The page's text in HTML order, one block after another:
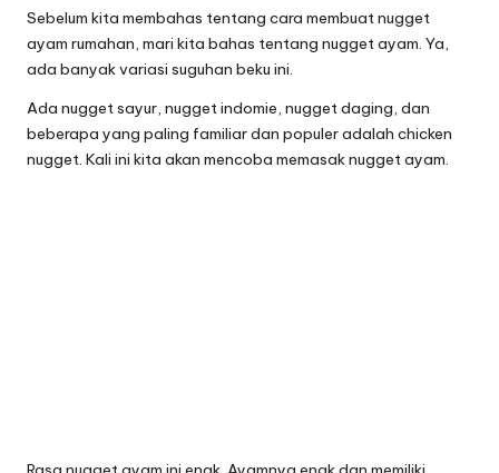
Sebelum kita membahas tentang cara membuat nugget
ayam rumahan, mari kita bahas tentang nugget ayam. Ya,
ada banyak variasi suguhan beku ini.
Ada nugget sayur, nugget indomie, nugget daging, dan
beberapa yang paling familiar dan populer adalah chicken
nugget. Kali ini kita akan mencoba memasak nugget ayam.